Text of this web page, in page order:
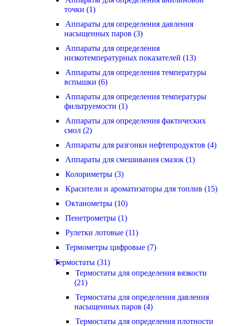
точки (1)
Аппараты для определения давления
насыщенных паров (3)
Аппараты для определения
низкотемпературных показателей (13)
Аппараты для определения температуры
вспышки (6)
Аппараты для определения температуры
фильтруемости (1)
Аппараты для определения фактических
смол (2)
Аппараты для разгонки нефтепродуктов (4)
Аппараты для смешивания смазок (1)
Колориметры (3)
Красители и ароматизаторы для топлив (15)
Октанометры (10)
Пенетрометры (1)
Рулетки лотовые (11)
Термометры цифровые (7)
Термостаты (31)
Термостаты для определения вязкости
(21)
Термостаты для определения давления
насыщенных паров (4)
Термостаты для определения плотности